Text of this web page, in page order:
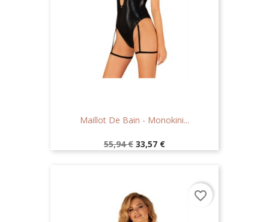
Maillot De Bain - Monokini...
Prix
de
55,94 € Prix
33,57 €
favorite_border